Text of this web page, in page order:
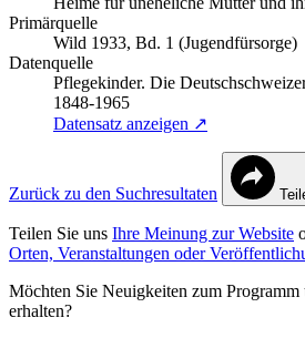
Primärquelle
Wild 1933, Bd. 1 (Jugendfürsorge)
Datenquelle
Pflegekinder. Die
1848-1965
Datensatz anzeigen ↗
Zurück zu den Suchresultaten
Teilen Sie uns Ihre Meinung zur Website
Orten, Veranstaltungen oder
Möchten Sie Neuigkeiten zum
erhalten?